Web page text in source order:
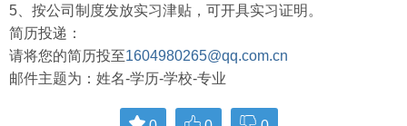
5、按公司制度发放实习津贴，可开具实习证明。
简历投递：
请将您的简历投至1604980265@qq.com.cn
邮件主题为：姓名-学历-学校-专业